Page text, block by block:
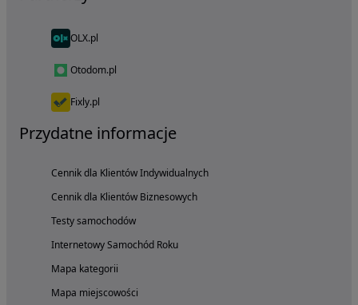
OLX.pl
Otodom.pl
Fixly.pl
Przydatne informacje
Cennik dla Klientów Indywidualnych
Cennik dla Klientów Biznesowych
Testy samochodów
Internetowy Samochód Roku
Mapa kategorii
Mapa miejscowości